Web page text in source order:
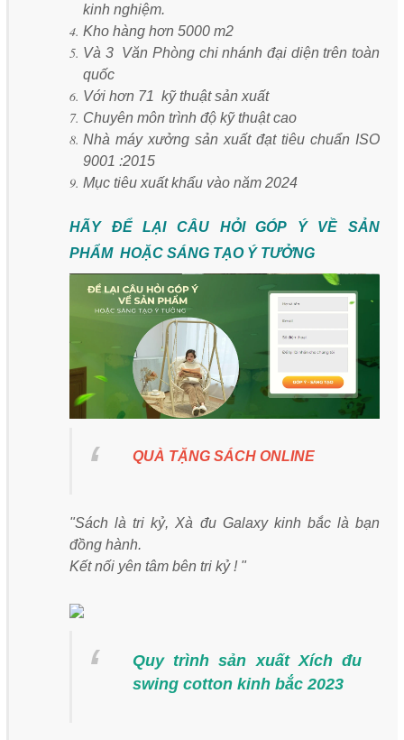
kinh nghiệm.
Kho hàng hơn 5000 m2
Và 3 Văn Phòng chi nhánh đại diện trên toàn
quốc
Với hơn 71 kỹ thuật sản xuất
Chuyên môn trình độ kỹ thuật cao
Nhà máy xưởng sản xuất đạt tiêu chuẩn ISO
9001 :2015
Mục tiêu xuất khẩu vào năm 2024
HÃY ĐỂ LẠI CÂU HỎI GÓP Ý VỀ SẢN
PHẨM HOẶC SÁNG TẠO Ý TƯỞNG
QUÀ TẶNG SÁCH ONLINE
"Sách là tri kỷ, Xà đu Galaxy kinh bắc là bạn
đồng hành.
Kết nối yên tâm bên tri kỷ ! "
Quy trình sản xuất Xích đu
swing cotton kinh bắc 2023